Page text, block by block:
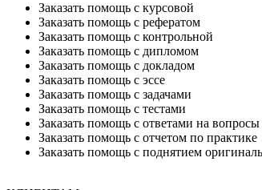
Заказать помощь с курсовой
Заказать помощь с рефератом
Заказать помощь с контрольной
Заказать помощь с дипломом
Заказать помощь с докладом
Заказать помощь с эссе
Заказать помощь с задачами
Заказать помощь с тестами
Заказать помощь с ответами на вопросы
Заказать помощь с отчетом по практике
Заказать помощь с поднятием